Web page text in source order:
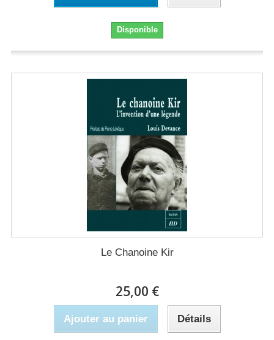
Disponible
Le Chanoine Kir
25,00 €
Ajouter au panier Détails